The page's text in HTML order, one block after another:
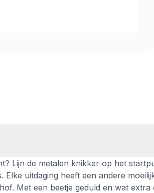
Lijn de metalen knikker op het
uitdaging heeft een andere
Met een beetje geduld en wat extra